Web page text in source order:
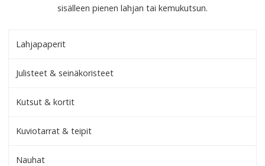
sisälleen pienen lahjan tai kemukutsun.
Lahjapaperit
Julisteet & seinäkoristeet
Kutsut & kortit
Kuviotarrat & teipit
Nauhat